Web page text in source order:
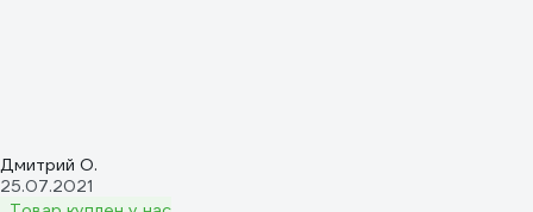
Дмитрий О.
25.07.2021